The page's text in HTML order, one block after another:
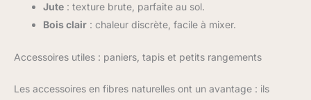
Jute : texture brute, parfaite au sol.
Bois clair : chaleur discrète, facile à mixer.
Accessoires utiles : paniers, tapis et petits rangements
Les accessoires en fibres naturelles ont un avantage : ils